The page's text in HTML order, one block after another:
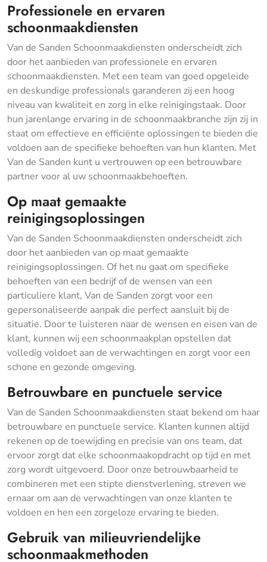
Professionele en ervaren
schoonmaakdiensten
Van de Sanden Schoonmaakdiensten onderscheidt zich
door het aanbieden van professionele en ervaren
schoonmaakdiensten. Met een team van goed opgeleide
en deskundige professionals garanderen zij een hoog
niveau van kwaliteit en zorg in elke reinigingstaak. Door
hun jarenlange ervaring in de schoonmaakbranche zijn zij in
staat om effectieve en efficiënte oplossingen te bieden die
voldoen aan de specifieke behoeften van hun klanten. Met
Van de Sanden kunt u vertrouwen op een betrouwbare
partner voor al uw schoonmaakbehoeften.
Op maat gemaakte
reinigingsoplossingen
Van de Sanden Schoonmaakdiensten onderscheidt zich
door het aanbieden van op maat gemaakte
reinigingsoplossingen. Of het nu gaat om specifieke
behoeften van een bedrijf of de wensen van een
particuliere klant, Van de Sanden zorgt voor een
gepersonaliseerde aanpak die perfect aansluit bij de
situatie. Door te luisteren naar de wensen en eisen van de
klant, kunnen wij een schoonmaakplan opstellen dat
volledig voldoet aan de verwachtingen en zorgt voor een
schone en gezonde omgeving.
Betrouwbare en punctuele service
Van de Sanden Schoonmaakdiensten staat bekend om haar
betrouwbare en punctuele service. Klanten kunnen altijd
rekenen op de toewijding en precisie van ons team, dat
ervoor zorgt dat elke schoonmaakopdracht op tijd en met
zorg wordt uitgevoerd. Door onze betrouwbaarheid te
combineren met een stipte dienstverlening, streven we
ernaar om aan de verwachtingen van onze klanten te
voldoen en hen een zorgeloze ervaring te bieden.
Gebruik van milieuvriendelijke
schoonmaakmethoden